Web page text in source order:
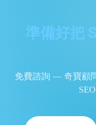
準備好把
免費諮詢 — 奇寶顧